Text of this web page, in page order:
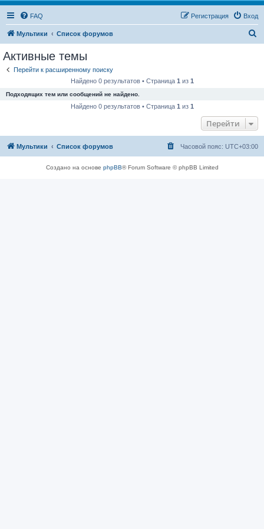
FAQ Вход
Регистрация
Мультики Список форумов
Активные темы
Перейти к расширенному поиску
Найдено 0 результатов • Страница 1 из 1
Подходящих тем или сообщений не найдено.
Найдено 0 результатов • Страница 1 из 1
Перейти
Мультики Список форумов Часовой пояс: UTC+03:00
Создано на основе phpBB® Forum Software © phpBB Limited